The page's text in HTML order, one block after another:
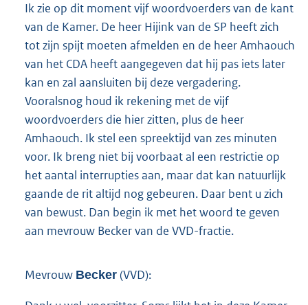
Ik zie op dit moment vijf woordvoerders van de kant
van de Kamer. De heer Hijink van de SP heeft zich
tot zijn spijt moeten afmelden en de heer Amhaouch
van het CDA heeft aangegeven dat hij pas iets later
kan en zal aansluiten bij deze vergadering.
Vooralsnog houd ik rekening met de vijf
woordvoerders die hier zitten, plus de heer
Amhaouch. Ik stel een spreektijd van zes minuten
voor. Ik breng niet bij voorbaat al een restrictie op
het aantal interrupties aan, maar dat kan natuurlijk
gaande de rit altijd nog gebeuren. Daar bent u zich
van bewust. Dan begin ik met het woord te geven
aan mevrouw Becker van de VVD-fractie.
Mevrouw Becker (VVD):